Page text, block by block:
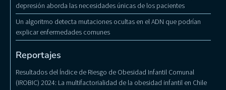
depresión aborda las necesidades únicas de los pacientes
Un algoritmo detecta mutaciones ocultas en el ADN que podrían
explicar enfermedades comunes
Reportajes
Resultados del Índice de Riesgo de Obesidad Infantil Comunal
(IROBIC) 2024: La multifactorialidad de la obesidad infantil en Chile